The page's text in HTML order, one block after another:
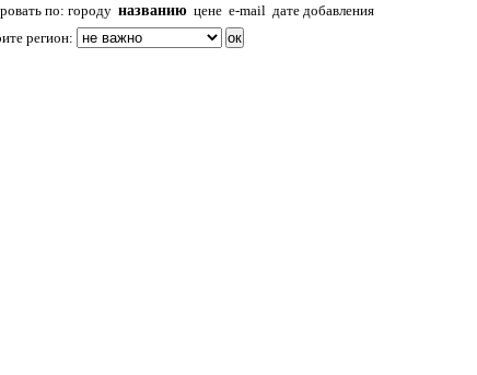
по: городу названию цене e-mail дате добавления
регион: